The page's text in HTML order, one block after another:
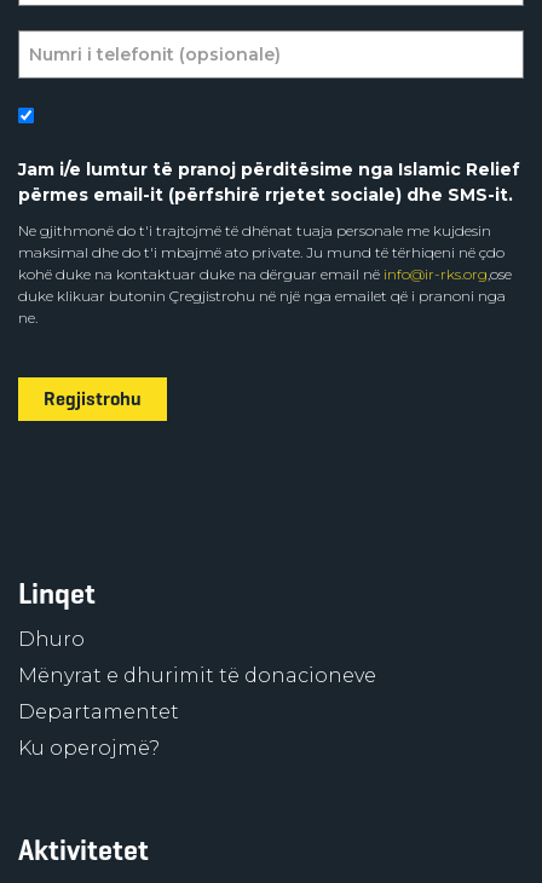
Jam i/e lumtur të pranoj përditësime nga Islamic Relief
përmes email-it (përfshirë rrjetet sociale) dhe SMS-it.
Ne gjithmonë do t'i trajtojmë të dhënat tuaja personale me kujdesin
maksimal dhe do t'i mbajmë ato private. Ju mund të tërhiqeni në çdo
kohë duke na kontaktuar duke na dërguar email në info@ir-rks.org,ose
duke klikuar butonin Çregjistrohu në një nga emailet që i pranoni nga
ne.
Regjistrohu
Linqet
Dhuro
Mënyrat e dhurimit të donacioneve
Departamentet
Ku operojmë?
Aktivitetet